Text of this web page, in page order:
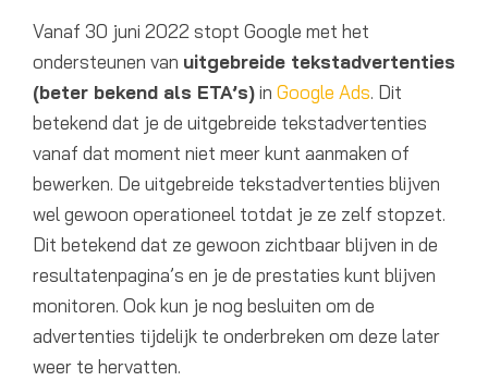
Vanaf 30 juni 2022 stopt Google met het
ondersteunen van uitgebreide tekstadvertenties
(beter bekend als ETA’s)in Google Ads. Dit
betekend dat je de uitgebreide tekstadvertenties
vanaf dat moment niet meer kunt aanmaken of
bewerken. De uitgebreide tekstadvertenties blijven
wel gewoon operationeel totdat je ze zelf stopzet.
Dit betekend dat ze gewoon zichtbaar blijven in de
resultatenpagina’s en je de prestaties kunt blijven
monitoren. Ook kun je nog besluiten om de
advertenties tijdelijk te onderbreken om deze later
weer te hervatten.